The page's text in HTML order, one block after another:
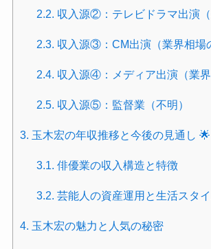
2.2. 収入源②：テレビドラマ出演（
2.3. 収入源③：CM出演（業界相場
2.4. 収入源④：メディア出演（業界
2.5. 収入源⑤：監督業（不明）
3. 玉木宏の年収推移と今後の見通し 🌟
3.1. 俳優業の収入構造と特徴
3.2. 芸能人の資産運用と生活スタ
4. 玉木宏の魅力と人気の秘密